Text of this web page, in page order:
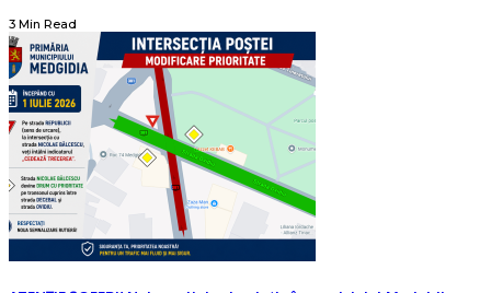
3 Min Read